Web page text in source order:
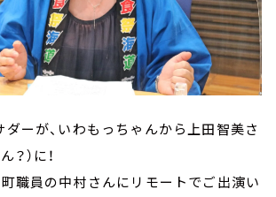
ーが、いわもっちゃんから上田智美さ
）に！
職員の中村さんにリモートでご出演い